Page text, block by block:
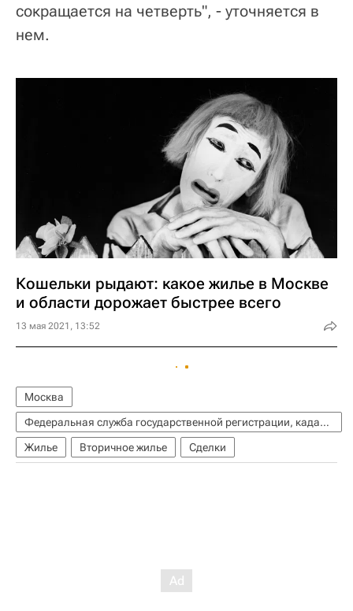
сокращается на четверть", - уточняется в
нем.
Кошельки рыдают: какое жилье в Москве
и области дорожает быстрее всего
13 мая 2021, 13:52
Москва
Федеральная служба государственной регистрации, кадастра и картографии (Росреестр)
Жилье
Вторичное жилье Сделки